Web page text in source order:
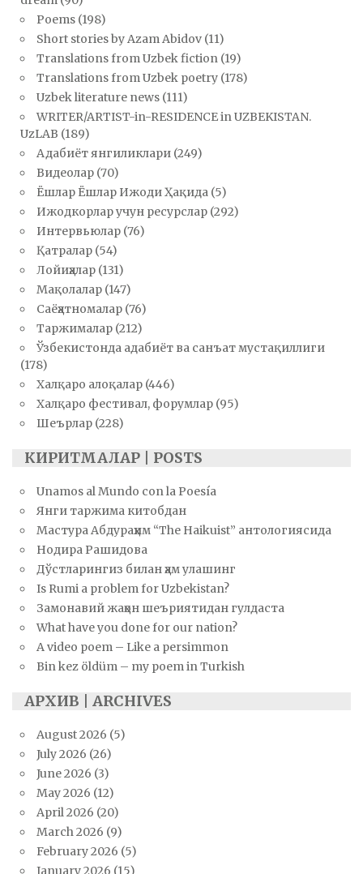
Poems (198)
Short stories by Azam Abidov (11)
Translations from Uzbek fiction (19)
Translations from Uzbek poetry (178)
Uzbek literature news (111)
WRITER/ARTIST-in-RESIDENCE in UZBEKISTAN.
UzLAB (189)
Адабиёт янгиликлари (249)
Видеолар (70)
Ёшлар Ёшлар Ижоди Ҳақида (5)
Ижодкорлар учун ресурслар (292)
Интервьюлар (76)
Қатралар (54)
Лойиҳалар (131)
Мақолалар (147)
Саёҳатномалар (76)
Таржималар (212)
Ўзбекистонда адабиёт ва санъат мустақиллиги
(178)
Халқаро алоқалар (446)
Халқаро фестивал, форумлар (95)
Шеърлар (228)
КИРИТМАЛАР | POSTS
Unamos al Mundo con la Poesía
Янги таржима китобдан
Мастура Абдураҳим “The Haikuist” антологиясида
Нодира Рашидова
Дўстларингиз билан ҳам улашинг
Is Rumi a problem for Uzbekistan?
Замонавий жаҳон шеъриятидан гулдаста
What have you done for our nation?
A video poem – Like a persimmon
Bin kez öldüm – my poem in Turkish
АРХИВ | ARCHIVES
August 2026 (5)
July 2026 (26)
June 2026 (3)
May 2026 (12)
April 2026 (20)
March 2026 (9)
February 2026 (5)
January 2026 (15)